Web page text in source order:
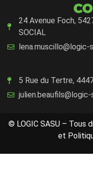
24 Avenue Foch,
SOCIAL
lena.muscillo@logic-
5 Rue du Tertre,
julien.beaufils@logic-
© LOGIC SASU – Tous
et